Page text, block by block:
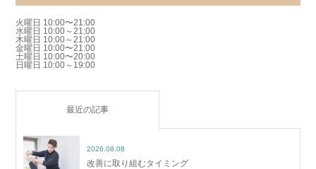
火曜日 10:00〜21:00
水曜日 10:00～21:00
木曜日 10:00～21:00
金曜日 10:00〜21:00
土曜日 10:00〜20:00
日曜日 10:00～19:00
最近の記事
2026.08.08
改善に取り組むタイミング